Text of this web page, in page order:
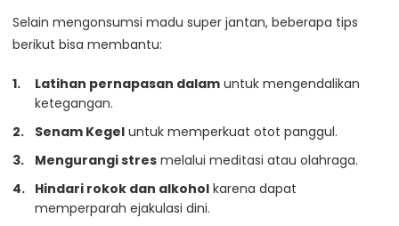
Selain mengonsumsi madu super jantan, beberapa tips
berikut bisa membantu:
Latihan pernapasan dalam untuk mengendalikan
ketegangan.
Senam Kegel untuk memperkuat otot panggul.
Mengurangi stres melalui meditasi atau olahraga.
Hindari rokok dan alkohol karena dapat
memperparah ejakulasi dini.